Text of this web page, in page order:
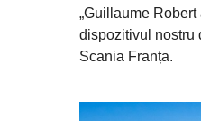
„Guillaume
dispozitivul nostru
Scania Franța.